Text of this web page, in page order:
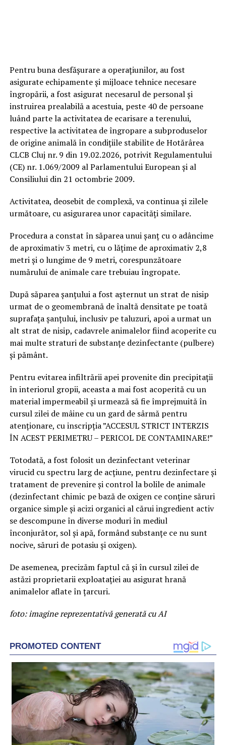
Pentru buna desfășurare a operațiunilor, au fost
asigurate echipamente și mijloace tehnice necesare
îngropării, a fost asigurat necesarul de personal și
instruirea prealabilă a acestuia, peste 40 de persoane
luând parte la activitatea de ecarisare a terenului,
respective la activitatea de îngropare a subproduselor
de origine animală în condițiile stabilite de Hotărârea
CLCB Cluj nr. 9 din 19.02.2026, potrivit Regulamentului
(CE) nr. 1.069/2009 al Parlamentului European și al
Consiliului din 21 octombrie 2009.
Activitatea, deosebit de complexă, va continua și zilele
următoare, cu asigurarea unor capacități similare.
Procedura a constat în săparea unui șanț cu o adâncime
de aproximativ 3 metri, cu o lățime de aproximativ 2,8
metri și o lungime de 9 metri, corespunzătoare
numărului de animale care trebuiau îngropate.
După săparea șanțului a fost așternut un strat de nisip
urmat de o geomembrană de înaltă densitate pe toată
suprafața șanțului, inclusiv pe taluzuri, apoi a urmat un
alt strat de nisip, cadavrele animalelor fiind acoperite cu
mai multe straturi de substanțe dezinfectante (pulbere)
și pământ.
Pentru evitarea infiltrării apei provenite din precipitații
în interiorul gropii, aceasta a mai fost acoperită cu un
material impermeabil și urmează să fie împrejmuită în
cursul zilei de mâine cu un gard de sârmă pentru
atenționare, cu inscripția ”ACCESUL STRICT INTERZIS
ÎN ACEST PERIMETRU – PERICOL DE CONTAMINARE!”
Totodată, a fost folosit un dezinfectant veterinar
virucid cu spectru larg de acțiune, pentru dezinfectare și
tratament de prevenire și control la bolile de animale
(dezinfectant chimic pe bază de oxigen ce conține săruri
organice simple și acizi organici al cărui ingredient activ
se descompune în diverse moduri în mediul
înconjurător, sol și apă, formând substanțe ce nu sunt
nocive, săruri de potasiu și oxigen).
De asemenea, precizăm faptul că și în cursul zilei de
astăzi proprietarii exploatației au asigurat hrană
animalelor aflate în țarcuri.
foto: imagine reprezentativă generată cu AI